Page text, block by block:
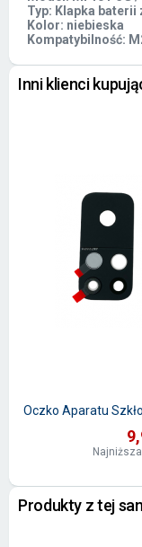
Typ: Klapka baterii
Kolor: niebieska
Kompatybilność:
Inni klienci
Oczko Aparatu
Produkty z tej